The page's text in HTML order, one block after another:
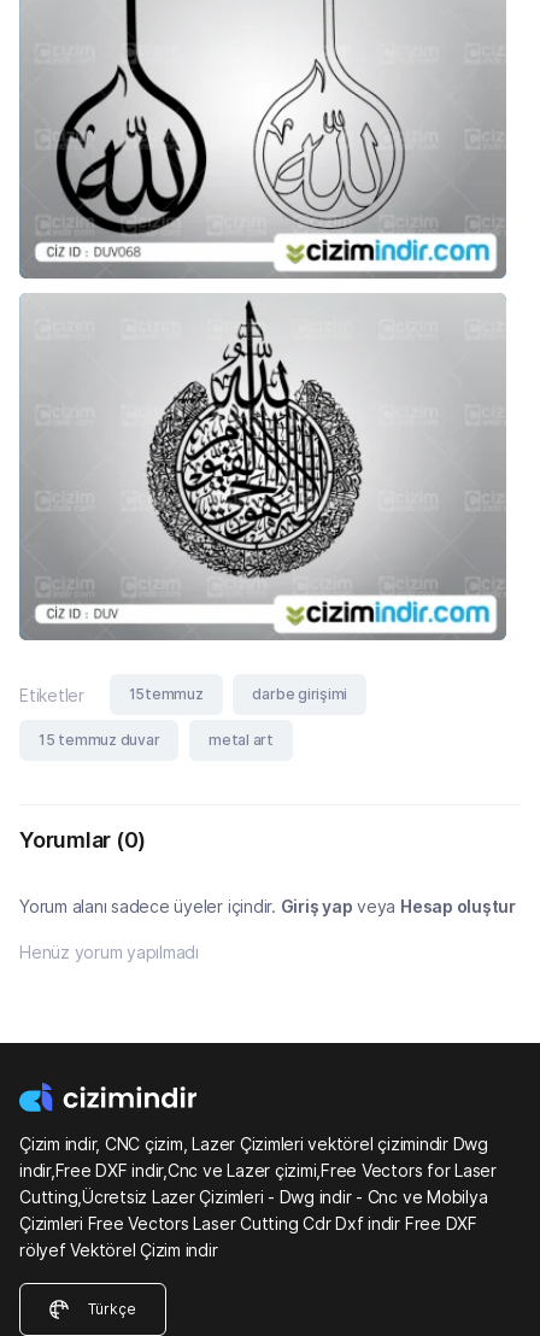
Etiketler 15temmuz darbe girişimi
15 temmuz duvar metal art
Yorumlar (0)
Yorum alanı sadece üyeler içindir. Giriş yap veya Hesap oluştur
Henüz yorum yapılmadı
Çizim indir, CNC çizim, Lazer Çizimleri vektörel çizimindir Dwg
indir,Free DXF indir,Cnc ve Lazer çizimi,Free Vectors for Laser
Cutting,Ücretsiz Lazer Çizimleri - Dwg indir - Cnc ve Mobilya
Çizimleri Free Vectors Laser Cutting Cdr Dxf indir Free DXF
rölyef Vektörel Çizim indir
Türkçe